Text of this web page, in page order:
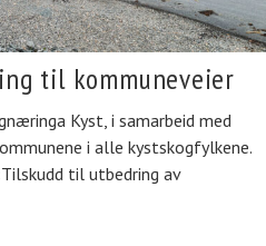
til kommuneveier
Kyst, i samarbeid med
i alle kystskogfylkene.
til utbedring av